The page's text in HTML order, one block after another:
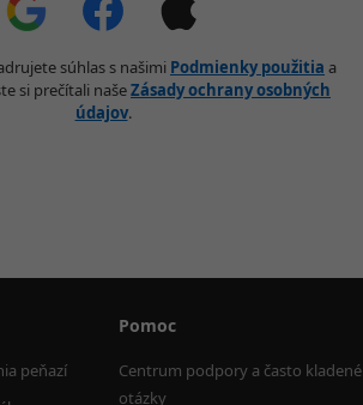
súhlas s našimi Podmienky použitia a
si prečítali našeZásady ochrany osobných
údajov.
peňazí
Pomoc
Centrum podpory a často kladené
otázky